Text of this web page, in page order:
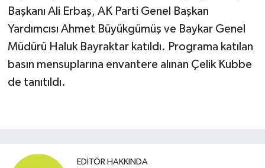
Başkanı Ali Erbaş, AK Parti Genel Başkan
Yardımcısı Ahmet Büyükgümüş ve Baykar Genel
Müdürü Haluk Bayraktar katıldı. Programa katılan
basın mensuplarına envantere alınan Çelik Kubbe
de tanıtıldı.
EDITÖR HAKKINDA